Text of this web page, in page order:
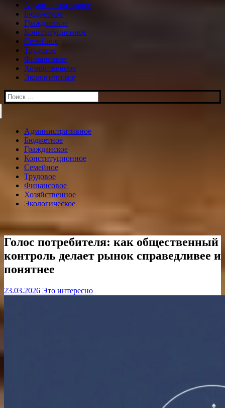
Административное
Бюджетное
Гражданское
Конституционное
Семейное
Трудовое
Финансовое
Хозяйственное
Экологическое
Искать:
Административное
Бюджетное
Гражданское
Конституционное
Семейное
Трудовое
Финансовое
Хозяйственное
Экологическое
Голос потребителя: как общественный
контроль делает рынок справедливее и
понятнее
23.03.2026 Это интересно